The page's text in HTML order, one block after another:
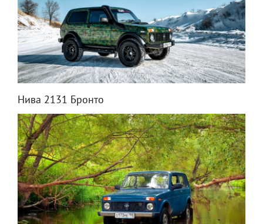
Нива 2131 Бронто